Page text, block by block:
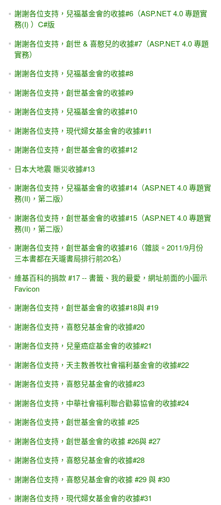
謝謝各位支持，兒福基金會的收據#6（ASP.NET 4.0 專題實
務(I) ）C#版
謝謝各位支持，創世 & 喜憨兒的收據#7（ASP.NET 4.0 專題
實務）
謝謝各位支持，兒福基金會的收據#8
謝謝各位支持，創世基金會的收據#9
謝謝各位支持，兒福基金會的收據#10
謝謝各位支持，現代婦女基金會的收據#11
謝謝各位支持，創世基金會的收據#12
日本大地震 賑災收據#13
謝謝各位支持，兒福基金會的收據#14（ASP.NET 4.0 專題實
務(II)，第二版）
謝謝各位支持，創世基金會的收據#15（ASP.NET 4.0 專題實
務(II)，第二版）
謝謝各位支持，創世基金會的收據#16（雜談。2011/9月份
三本書都在天瓏書局排行前20名）
維基百科的捐款 #17 -- 書籤、我的最愛，網址前面的小圖示
Favicon
謝謝各位支持，創世基金會的收據#18與 #19
謝謝各位支持，喜憨兒基金會的收據#20
謝謝各位支持，兒童癌症基金會的收據#21
謝謝各位支持，天主教善牧社會福利基金會的收據#22
謝謝各位支持，喜憨兒基金會的收據#23
謝謝各位支持，中華社會福利聯合勸募協會的收據#24
謝謝各位支持，創世基金會的收據 #25
謝謝各位支持，創世基金會的收據 #26與 #27
謝謝各位支持，喜憨兒基金會的收據#28
謝謝各位支持，喜憨兒基金會的收據 #29 與 #30
謝謝各位支持，現代婦女基金會的收據#31